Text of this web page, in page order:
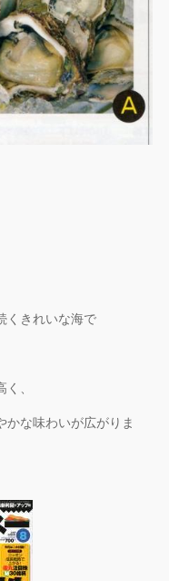
くきれいな海で
、
かな味わいが広がりま